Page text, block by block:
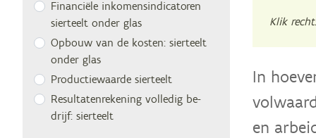
Klik
In
en
Fi­nan­ci­ë­le in­ko­mens­in­di­ca­to­ren
sier­teelt on­der glas
Op­bouw van de kos­ten: sier­teelt
on­der glas
Pro­duc­tie­waar­de sierteelt
Re­sul­ta­ten­re­ke­ning vol­le­dig be­
drijf: sierteelt